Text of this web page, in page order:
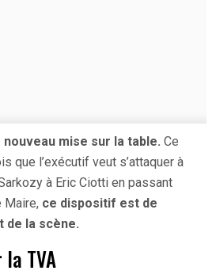
mise sur la table. Ce
que l’exécutif veut s’attaquer à
à Eric Ciotti en passant
Maire, ce dispositif est de
de la scène.
TVA